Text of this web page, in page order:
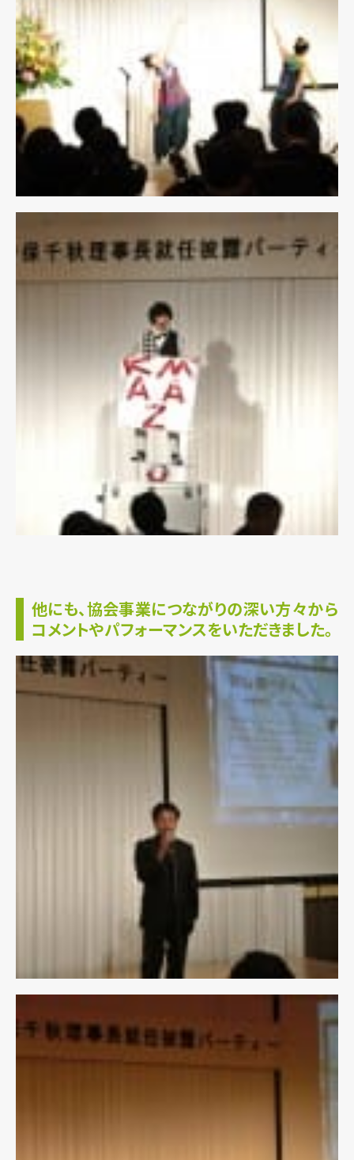
他にも、協会事業につながりの深い方々から
コメントやパフォーマンスをいただきました。